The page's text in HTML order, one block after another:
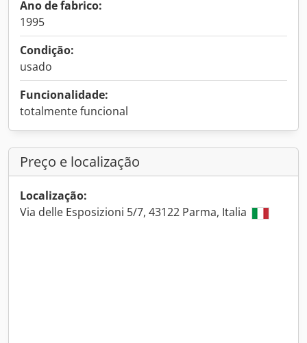
Ano de fabrico:
1995
Condição:
usado
Funcionalidade:
totalmente funcional
Preço e localização
Localização:
Via delle Esposizioni 5/7, 43122 Parma, Italia